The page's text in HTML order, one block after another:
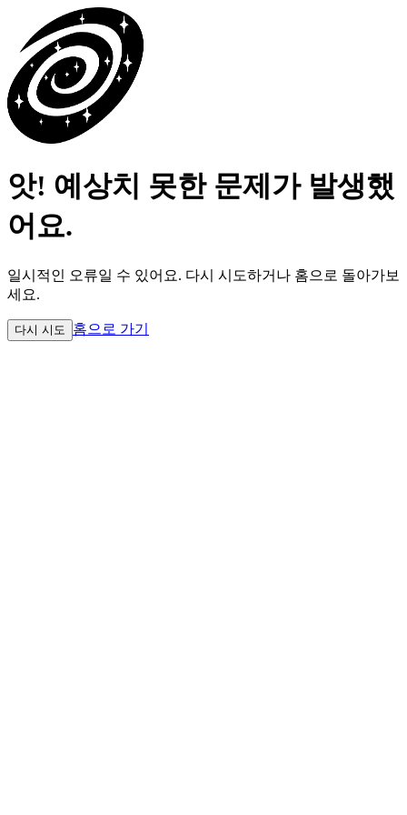
앗! 예상치 못한 문제가 발생했
어요.
일시적인 오류일 수 있어요. 다시 시도하거나 홈으로 돌아가보
세요.
다시 시도 홈으로 가기